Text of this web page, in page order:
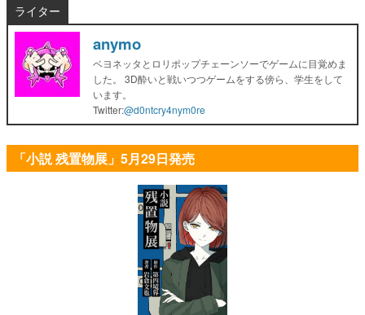
ライター
anymo
ベヨネッタとロリポップチェーンソーでゲームに目覚めま
した。 3D酔いと戦いつつゲームをする傍ら、学生をして
います。
Twitter:@d0ntcry4nym0re
「小説 残置物展」5月29日発売